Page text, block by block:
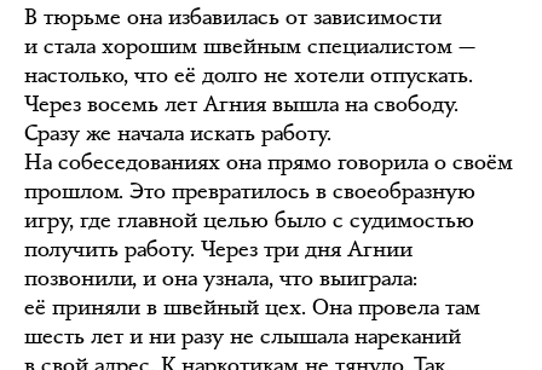
В тюрьме она избавилась от зависимости
и стала хорошим швейным специалистом —
настолько, что её долго не хотели отпускать.
Через восемь лет Агния вышла на свободу.
Сразу же начала искать работу.
На собеседованиях она прямо говорила о своём
прошлом. Это превратилось в своеобразную
игру, где главной целью было с судимостью
получить работу. Через три дня Агнии
позвонили, и она узнала, что выиграла:
её приняли в швейный цех. Она провела там
шесть лет и ни разу не слышала нареканий